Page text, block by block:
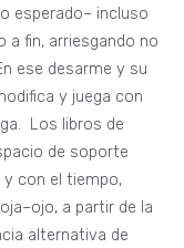
esperado– incluso
a fin, arriesgando no
ese desarme y su
y juega con
Los libros de
de soporte
y con el tiempo,
a partir de la
alternativa de